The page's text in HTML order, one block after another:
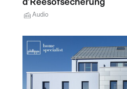
d’Reesofsécherung
Audio